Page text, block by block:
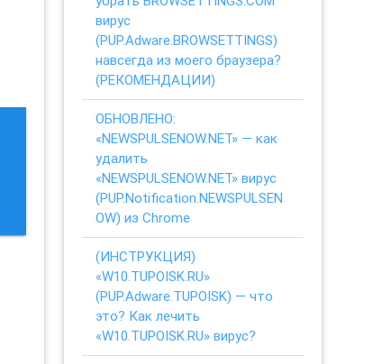
вирус
(PUP.Adware.BROWSETTINGS)
навсегда из моего браузера?
(РЕКОМЕНДАЦИИ)
ОБНОВЛЕНО:
«NEWSPULSENOW.NET» — как
удалить
«NEWSPULSENOW.NET» вирус
(PUP.Notification.NEWSPULSEN
OW) из Chrome
(ИНСТРУКЦИЯ)
«W10.TUPOISK.RU»
(PUP.Adware.TUPOISK) — что
это? Как лечить
«W10.TUPOISK.RU» вирус?